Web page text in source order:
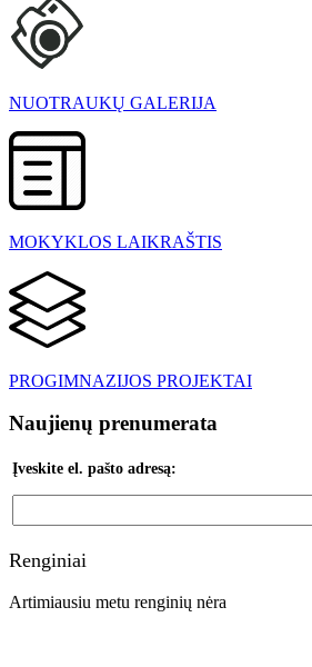
NUOTRAUKŲ GALERIJA
MOKYKLOS LAIKRAŠTIS
PROGIMNAZIJOS PROJEKTAI
Naujienų prenumerata
Įveskite el. pašto adresą:
Renginiai
Artimiausiu metu renginių nėra